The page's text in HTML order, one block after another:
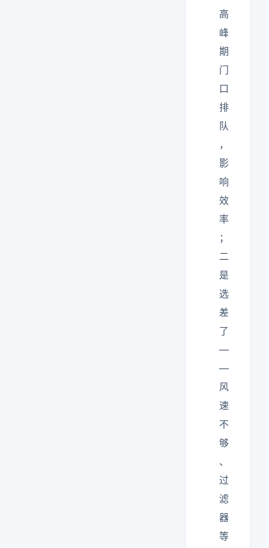
高
峰
期
门
口
排
队
，
影
响
效
率
；
二
是
选
差
了
—
—
风
速
不
够
、
过
滤
器
等